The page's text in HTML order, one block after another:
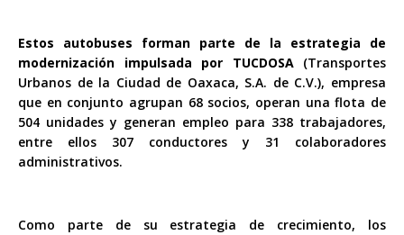
Estos autobuses forman parte de la estrategia de
modernización impulsada por TUCDOSA (Transportes
Urbanos de la Ciudad de Oaxaca, S.A. de C.V.), empresa
que en conjunto agrupan 68 socios, operan una flota de
504 unidades y generan empleo para 338 trabajadores,
entre ellos 307 conductores y 31 colaboradores
administrativos.
Como parte de su estrategia de crecimiento, los